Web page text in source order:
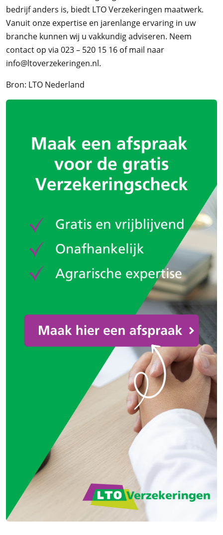
bedrijf anders is, biedt LTO Verzekeringen maatwerk.
Vanuit onze expertise en jarenlange ervaring in uw
branche kunnen wij u vakkundig adviseren. Neem
contact op via 023 – 520 15 16 of mail naar
info@ltoverzekeringen.nl.
Bron: LTO Nederland